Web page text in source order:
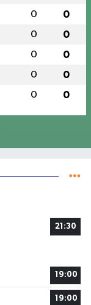
0 0
0 0
0 0
0 0
0 0
21:30
19:00
19:00